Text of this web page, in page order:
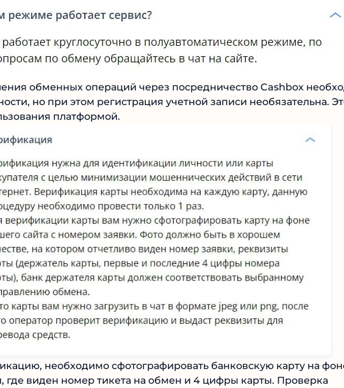
обменных операций через посредничество Cashbox
но при этом регистрация учетной записи необязательна.
платформой.
необходимо сфотографировать банковскую карту на
где виден номер тикета на обмен и 4 цифры карты. Проверка